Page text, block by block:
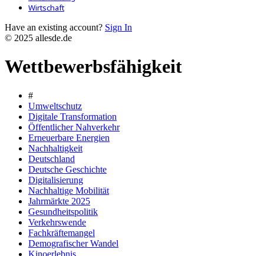
Wirtschaft
Have an existing account? Sign In
© 2025 allesde.de
Wettbewerbsfähigkeit
#
Umweltschutz
Digitale Transformation
Öffentlicher Nahverkehr
Erneuerbare Energien
Nachhaltigkeit
Deutschland
Deutsche Geschichte
Digitalisierung
Nachhaltige Mobilität
Jahrmärkte 2025
Gesundheitspolitik
Verkehrswende
Fachkräftemangel
Demografischer Wandel
Kinoerlebnis